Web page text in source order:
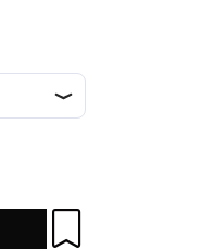
IDIOMA